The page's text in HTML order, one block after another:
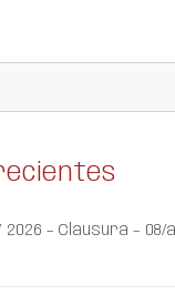
2026 – Clausura – 08/